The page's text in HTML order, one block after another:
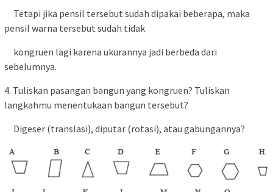
Tetapi jika pensil tersebut sudah dipakai beberapa, maka
pensil warna tersebut sudah tidak
kongruen lagi karena ukurannya jadi berbeda dari
sebelumnya.
4. Tuliskan pasangan bangun yang kongruen? Tuliskan
langkahmu menentukaan bangun tersebut?
Digeser (translasi), diputar (rotasi), atau gabungannya?